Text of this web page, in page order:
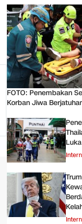
FOTO: Penembakan
Korban Jiwa